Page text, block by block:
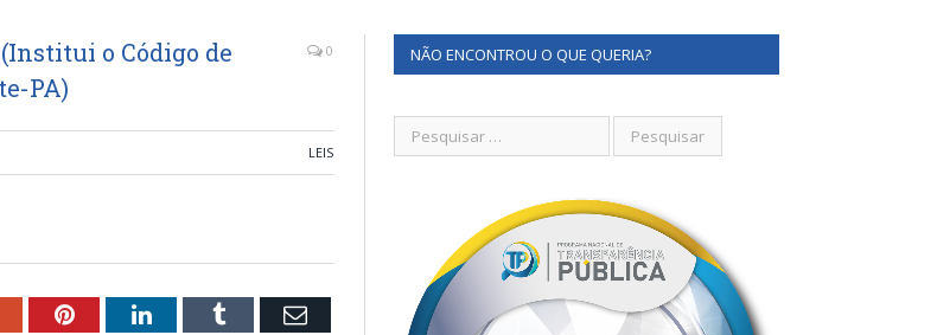
(Institui o Código de
PA)
0
LEIS
PinterestLinkedInTumblr Email
NÃO ENCONTROU O QUE QUERIA?